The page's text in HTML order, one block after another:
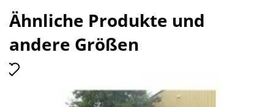
Ähnliche Produkte und
andere Größen